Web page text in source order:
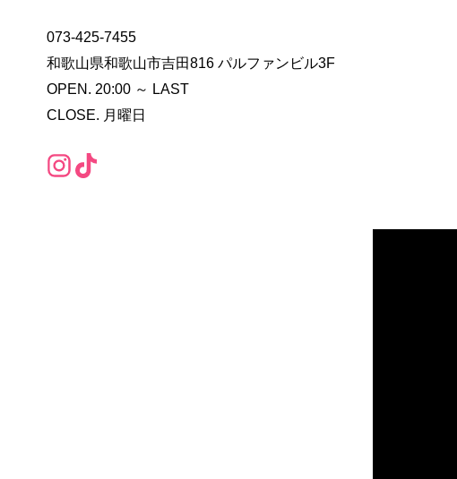
073-425-7455
和歌山県和歌山市吉田816 パルファンビル3F
OPEN. 20:00 ～ LAST
CLOSE. 月曜日
Instagram（外部リンク）